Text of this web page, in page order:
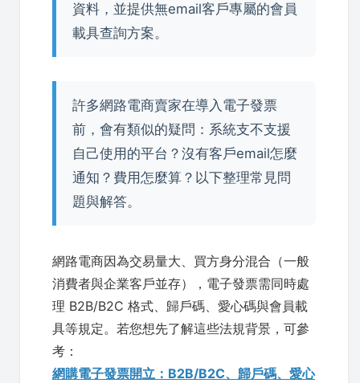
資料，並提供無email客戶專屬的會員
載具查詢方案。
許多網路電商賣家在導入電子發票
前，會有類似的疑問：系統支不支援
自己使用的平台？沒有客戶email怎麼
通知？費用怎麼算？以下整理常見問
題與解答。
網路電商因為交易量大、買方身分混合（一般
消費者與企業客戶並存），電子發票需同時處
理 B2B/B2C 格式、歸戶碼、愛心碼與會員載
具等規定。若您想先了解這些法規背景，可參
考：
網購電子發票開立：B2B/B2C、歸戶碼、愛心